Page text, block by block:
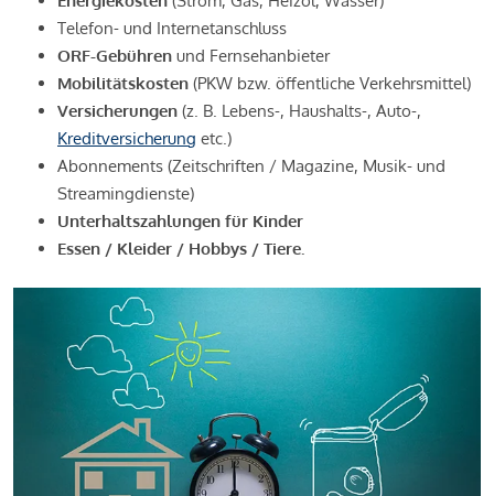
Telefon- und Internetanschluss
ORF-Gebühren und Fernsehanbieter
Mobilitätskosten (PKW bzw. öffentliche Verkehrsmittel)
Versicherungen (z. B. Lebens-, Haushalts-, Auto-,
Kreditversicherung etc.)
Abonnements (Zeitschriften / Magazine, Musik- und
Streamingdienste)
Unterhaltszahlungen für Kinder
Essen / Kleider / Hobbys / Tiere.